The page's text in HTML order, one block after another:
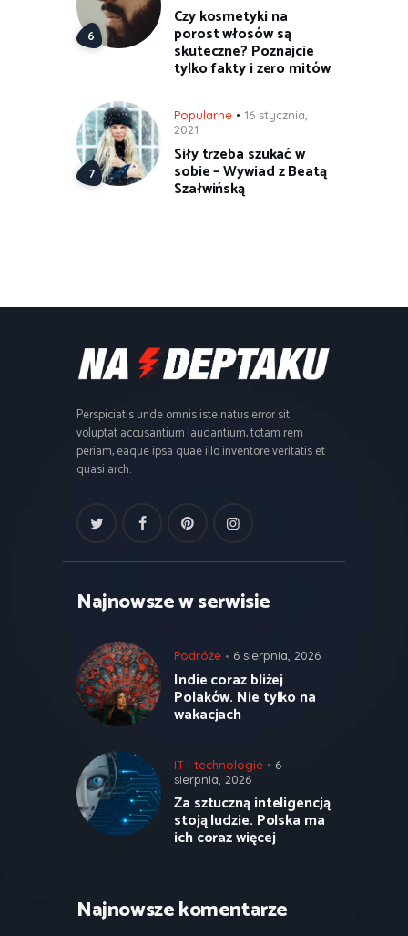
Czy kosmetyki na
porost włosów są
skuteczne? Poznajcie
tylko fakty i zero mitów
Popularne
16 stycznia,
2021
Siły trzeba szukać w
sobie – Wywiad z Beatą
Szałwińską
Perspiciatis unde omnis iste natus error sit
voluptat accusantium laudantium, totam rem
periam, eaque ipsa quae illo inventore veritatis et
quasi arch.
Najnowsze w serwisie
Podróże 6 sierpnia, 2026
Indie coraz bliżej
Polaków. Nie tylko na
wakacjach
IT i technologie
6
sierpnia, 2026
Za sztuczną inteligencją
stoją ludzie. Polska ma
ich coraz więcej
Najnowsze komentarze